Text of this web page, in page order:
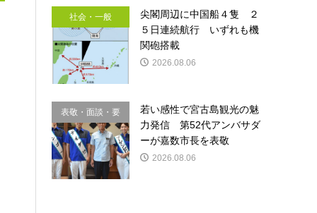
社会・一般
尖閣周辺に中国船４隻 ２
５日連続航行 いずれも機
関砲搭載
2026.08.06
表敬・面談・要
請
若い感性で宮古島観光の魅
力発信 第52代アンバサダ
ーが嘉数市長を表敬
2026.08.06